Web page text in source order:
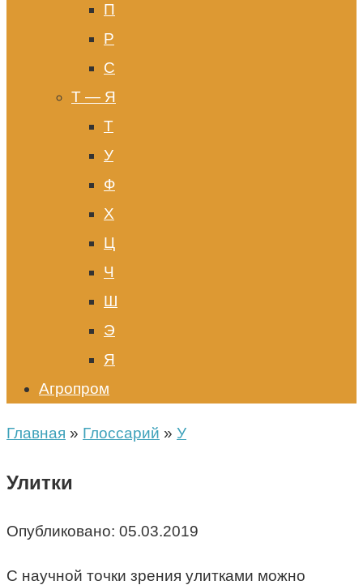
П
Р
С
Т — Я
Т
У
Ф
Х
Ц
Ч
Ш
Э
Я
Агропром
Главная » Глоссарий » У
Улитки
Опубликовано: 05.03.2019
С научной точки зрения улитками можно